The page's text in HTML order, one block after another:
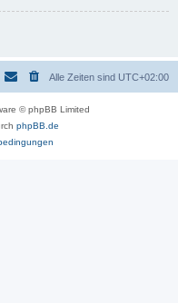
Alle Zeiten sind UTC+02:00
© phpBB Limited
phpBB.de